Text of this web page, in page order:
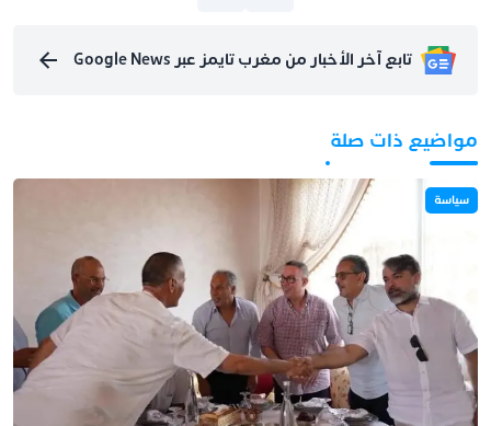
تابع آخر الأخبار من مغرب تايمز عبر Google News
مواضيع ذات صلة
سياسة